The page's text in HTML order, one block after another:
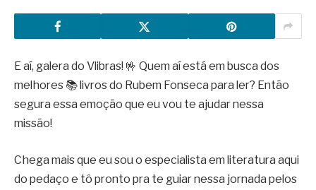
E aí, galera do Vlibras! 🤟 Quem aí está em busca dos
melhores 📚 livros do Rubem Fonseca para ler? Então
segura essa emoção que eu vou te ajudar nessa
missão!
Chega mais que eu sou o especialista em literatura aqui
do pedaço e tô pronto pra te guiar nessa jornada pelos